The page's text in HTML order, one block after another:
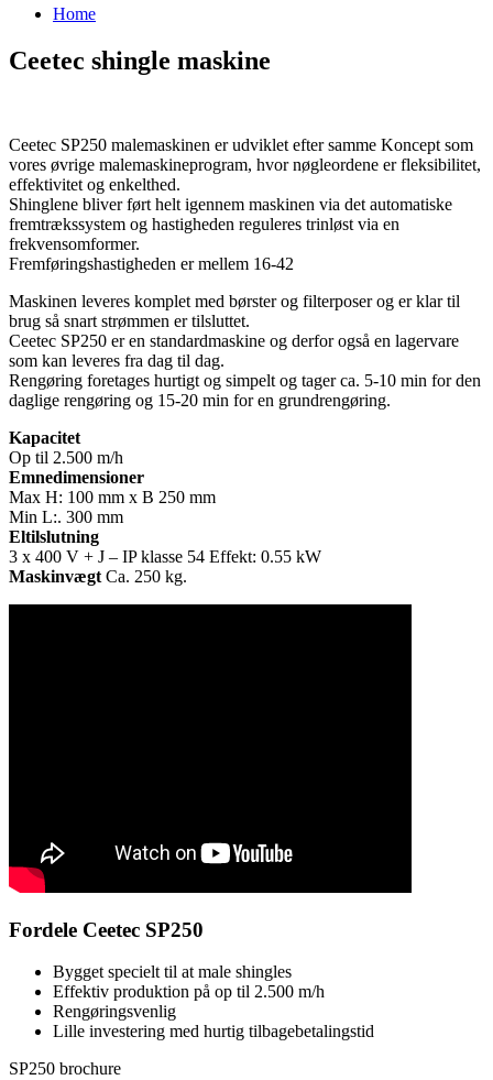
Home
Ceetec shingle maskine
Ceetec SP250 malemaskinen er udviklet efter samme Koncept som
vores øvrige malemaskineprogram, hvor nøgleordene er fleksibilitet,
effektivitet og enkelthed.
Shinglene bliver ført helt igennem maskinen via det automatiske
fremtrækssystem og hastigheden reguleres trinløst via en
frekvensomformer.
Fremføringshastigheden er mellem 16-42
Maskinen leveres komplet med børster og filterposer og er klar til
brug så snart strømmen er tilsluttet.
Ceetec SP250 er en standardmaskine og derfor også en lagervare
som kan leveres fra dag til dag.
Rengøring foretages hurtigt og simpelt og tager ca. 5-10 min for den
daglige rengøring og 15-20 min for en grundrengøring.
Kapacitet
Op til 2.500 m/h
Emnedimensioner
Max H: 100 mm x B 250 mm
Min L:. 300 mm
Eltilslutning
3 x 400 V + J – IP klasse 54 Effekt: 0.55 kW
Maskinvægt Ca. 250 kg.
Fordele Ceetec SP250
Bygget specielt til at male shingles
Effektiv produktion på op til 2.500 m/h
Rengøringsvenlig
​​Lille investering med hurtig tilbagebetalingstid
SP250 brochure